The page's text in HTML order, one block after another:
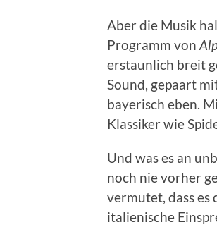
Aber die Musik
Programm von
erstaunlich breit
Sound, gepaart
bayerisch eben.
Klassiker wie
Und was es an
noch nie vorher
vermutet, dass es
italienische